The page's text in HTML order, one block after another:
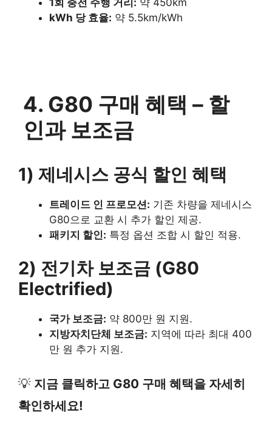
kWh 당 효율: 약 5.5km/kWh
4. G80 구매 혜택 – 할
인과 보조금
1) 제네시스 공식 할인 혜택
트레이드 인 프로모션: 기존 차량을 제네시스
G80으로 교환 시 추가 할인 제공.
패키지 할인: 특정 옵션 조합 시 할인 적용.
2) 전기차 보조금 (G80
Electrified)
국가 보조금: 약 800만 원 지원.
지방자치단체 보조금: 지역에 따라 최대 400
만 원 추가 지원.
💡 지금 클릭하고 G80 구매 혜택을 자세히
확인하세요!